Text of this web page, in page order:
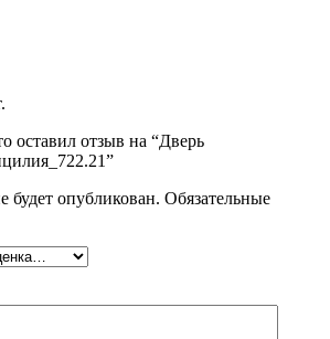
оставил отзыв на “Дверь
будет опубликован. Обязательные